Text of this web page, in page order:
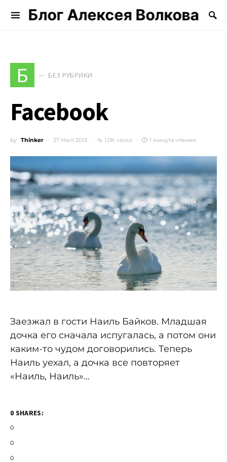
Блог Алексея Волкова
Search for:
Б БЕЗ РУБРИКИ
Facebook
by Thinker 27 Июл 2013 1,0K views 1 минута чтения
Заезжал в гости Наиль Байков. Младшая
дочка его сначала испугалась, а потом они
каким-то чудом договорились. Теперь
Наиль уехал, а дочка все повторяет
«Наиль, Наиль»…
0 SHARES:
0
0
0